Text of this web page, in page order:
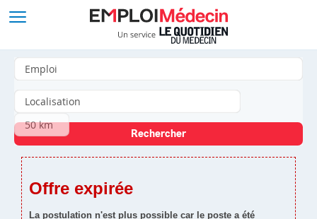
Offre expirée
La postulation n'est plus possible car le poste a été